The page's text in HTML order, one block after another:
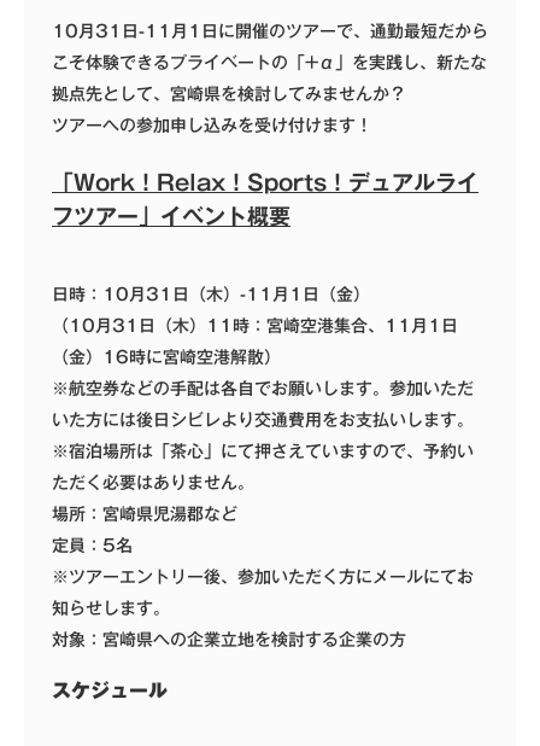
10月31日-11月1日に開催のツアーで、通勤最短だから
こそ体験できるプライベートの「+α」を実践し、新たな
拠点先として、宮崎県を検討してみませんか？
ツアーへの参加申し込みを受け付けます！
「Work！Relax！Sports！デュアルライ
フツアー」イベント概要
日時：10月31日（木）-11月1日（金）
（10月31日（木）11時：宮崎空港集合、11月1日
（金）16時に宮崎空港解散）
※航空券などの手配は各自でお願いします。参加いただ
いた方には後日シビレより交通費用をお支払いします。
※宿泊場所は「茶心」にて押さえていますので、予約い
ただく必要はありません。
場所：宮崎県児湯郡など
定員：5名
※ツアーエントリー後、参加いただく方にメールにてお
知らせします。
対象：宮崎県への企業立地を検討する企業の方
スケジュール